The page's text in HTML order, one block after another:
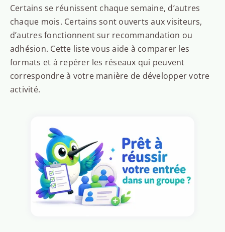
Certains se réunissent chaque semaine, d’autres
chaque mois. Certains sont ouverts aux visiteurs,
d’autres fonctionnent sur recommandation ou
adhésion. Cette liste vous aide à comparer les
formats et à repérer les réseaux qui peuvent
correspondre à votre manière de développer votre
activité.